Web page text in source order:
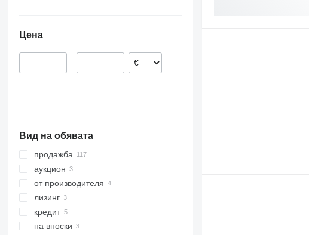
Румъния
Швеция
Цена
–
Вид на обявата
продажба
аукцион
от производителя
лизинг
кредит
на вноски